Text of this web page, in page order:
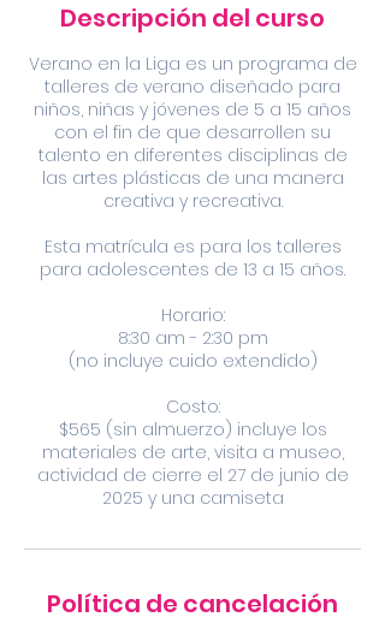
a
d
Descripción del curso
Verano en la Liga es un programa de
talleres de verano diseñado para
niños, niñas y jóvenes de 5 a 15 años
con el fin de que desarrollen su
talento en diferentes disciplinas de
las artes plásticas de una manera
creativa y recreativa.
Esta matrícula es para los talleres
para adolescentes de 13 a 15 años.
Horario:
8:30 am - 2:30 pm
(no incluye cuido extendido)
Costo:
$565 (sin almuerzo) incluye los
materiales de arte, visita a museo,
actividad de cierre el 27 de junio de
2025 y una camiseta
Política de cancelación